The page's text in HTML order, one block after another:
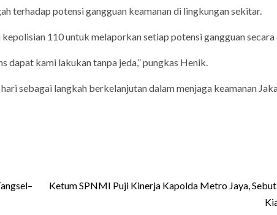
terhadap potensi gangguan keamanan di lingkungan sekitar.
110 untuk melaporkan setiap potensi gangguan secara
dapat kami lakukan tanpa jeda,” pungkas Henik.
sebagai langkah berkelanjutan dalam menjaga keamanan
Ketum SPNMI Puji Kinerja Kapolda Metro Jaya,